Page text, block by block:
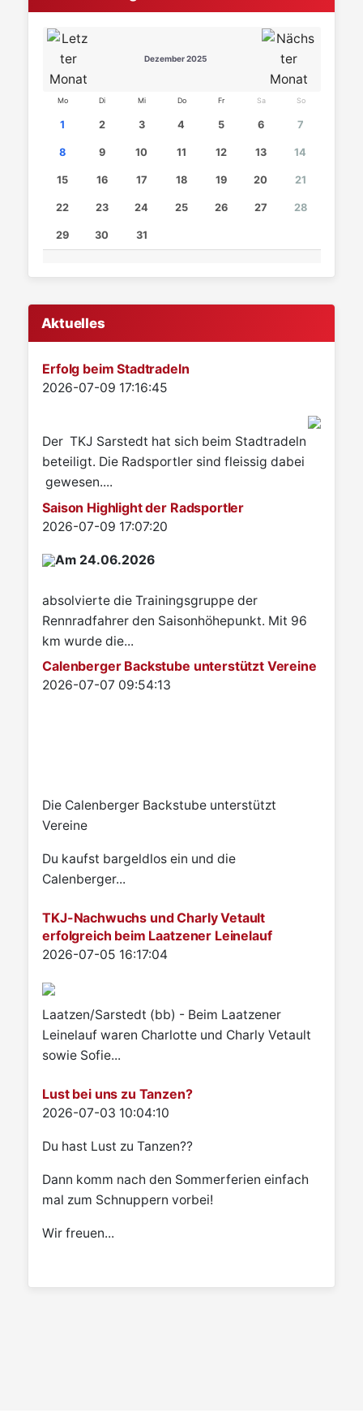
Dezember 2025
Mo Di Mi Do Fr Sa So
1 2 3 4 5 6 7
8 9 10 11 12 13 14
15 16 17 18 19 20 21
22 23 24 25 26 27 28
29 30 31
Aktuelles
Erfolg beim Stadtradeln
Details
2026-07-09 17:16:45
Der TKJ Sarstedt hat sich beim Stadtradeln
beteiligt. Die Radsportler sind fleissig dabei
gewesen....
Saison Highlight der Radsportler
Details
2026-07-09 17:07:20
Am 24.06.2026
absolvierte die Trainingsgruppe der
Rennradfahrer den Saisonhöhepunkt. Mit 96
km wurde die...
Calenberger Backstube unterstützt Vereine
Details
2026-07-07 09:54:13
Die Calenberger Backstube unterstützt
Vereine
Du kaufst bargeldlos ein und die
Calenberger...
TKJ-Nachwuchs und Charly Vetault
erfolgreich beim Laatzener Leinelauf
Details
2026-07-05 16:17:04
Laatzen/Sarstedt (bb) - Beim Laatzener
Leinelauf waren Charlotte und Charly Vetault
sowie Sofie...
Lust bei uns zu Tanzen?
Details
2026-07-03 10:04:10
Du hast Lust zu Tanzen??
Dann komm nach den Sommerferien einfach
mal zum Schnuppern vorbei!
Wir freuen...